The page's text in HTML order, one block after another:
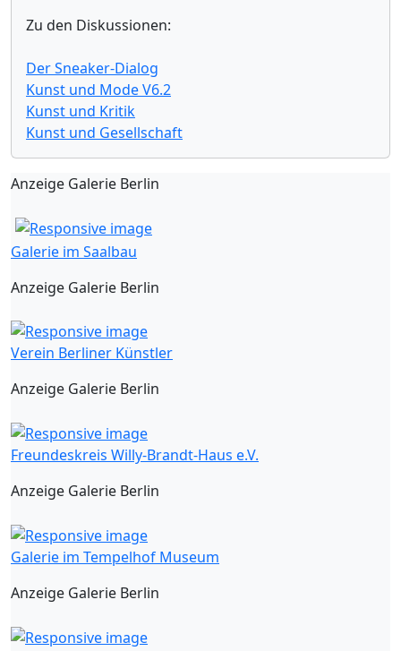
Zu den Diskussionen:
Der Sneaker-Dialog
Kunst und Mode V6.2
Kunst und Kritik
Kunst und Gesellschaft
Anzeige Galerie Berlin
Galerie im Saalbau
Anzeige Galerie Berlin
Verein Berliner Künstler
Anzeige Galerie Berlin
Freundeskreis Willy-Brandt-Haus e.V.
Anzeige Galerie Berlin
Galerie im Tempelhof Museum
Anzeige Galerie Berlin